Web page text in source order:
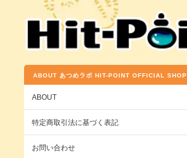
ABOUT あつめラボ HIT-POINT OFFICIAL SHOP
ABOUT
特定商取引法に基づく表記
お問い合わせ